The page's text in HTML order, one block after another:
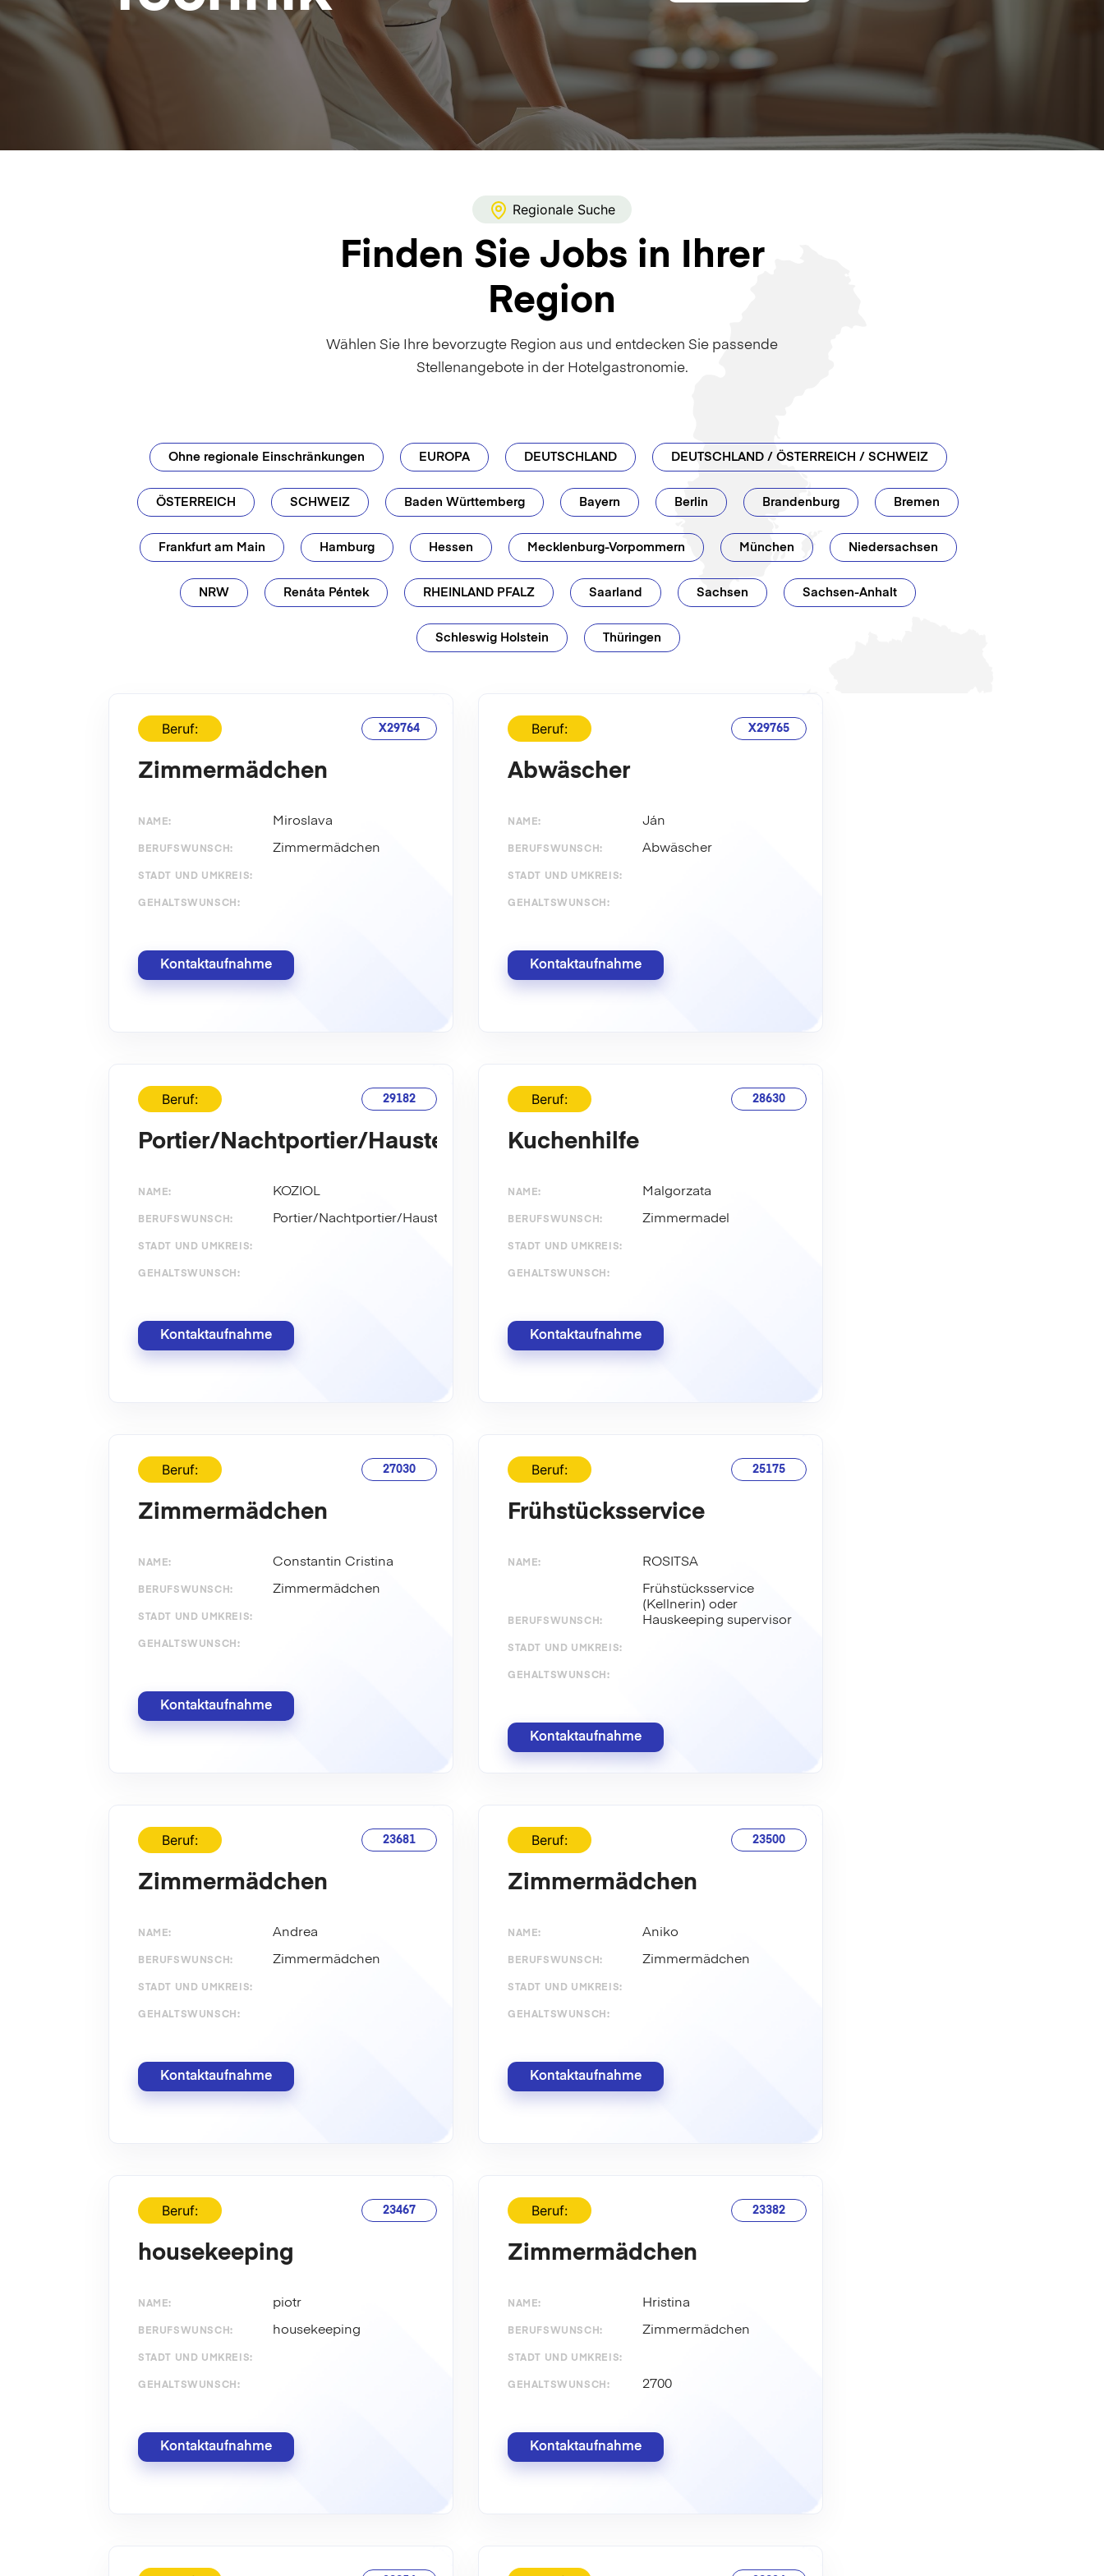
Regionale Suche
Finden Sie Jobs in Ihrer
Region
Wählen Sie Ihre bevorzugte Region aus und entdecken Sie passende
Stellenangebote in der Hotelgastronomie.
Ohne regionale Einschränkungen EUROPA DEUTSCHLAND DEUTSCHLAND / ÖSTERREICH / SCHWEIZ
ÖSTERREICH SCHWEIZ Baden Württemberg Bayern Berlin Brandenburg Bremen
Frankfurt am Main Hamburg Hessen Mecklenburg-Vorpommern München Niedersachsen
NRW Renáta Péntek RHEINLAND PFALZ Saarland Sachsen Sachsen-Anhalt
Schleswig Holstein Thüringen
Beruf: X29764
Zimmermädchen
NAME: Miroslava
BERUFSWUNSCH: Zimmermädchen
STADT UND UMKREIS:
GEHALTSWUNSCH:
Kontaktaufnahme
Beruf: X29765
Abwäscher
NAME: Ján
BERUFSWUNSCH: Abwäscher
STADT UND UMKREIS:
GEHALTSWUNSCH:
Kontaktaufnahme
Beruf: 29182
Portier/Nachtportier/Haustechniker
NAME: KOZIOL
BERUFSWUNSCH: Portier/Nachtportier/Haustechniker
STADT UND UMKREIS:
GEHALTSWUNSCH:
Kontaktaufnahme
Beruf: 28630
Kuchenhilfe
NAME: Malgorzata
BERUFSWUNSCH: Zimmermadel
STADT UND UMKREIS:
GEHALTSWUNSCH:
Kontaktaufnahme
Beruf: 27030
Zimmermädchen
NAME: Constantin Cristina
BERUFSWUNSCH: Zimmermädchen
STADT UND UMKREIS:
GEHALTSWUNSCH:
Kontaktaufnahme
Beruf: 25175
Frühstücksservice
NAME: ROSITSA
BERUFSWUNSCH:
Frühstücksservice
(Kellnerin) oder
Hauskeeping supervisor
STADT UND UMKREIS:
GEHALTSWUNSCH:
Kontaktaufnahme
Beruf: 23681
Zimmermädchen
NAME: Andrea
BERUFSWUNSCH: Zimmermädchen
STADT UND UMKREIS:
GEHALTSWUNSCH:
Kontaktaufnahme
Beruf: 23500
Zimmermädchen
NAME: Aniko
BERUFSWUNSCH: Zimmermädchen
STADT UND UMKREIS:
GEHALTSWUNSCH:
Kontaktaufnahme
Beruf: 23467
housekeeping
NAME: piotr
BERUFSWUNSCH: housekeeping
STADT UND UMKREIS:
GEHALTSWUNSCH:
Kontaktaufnahme
Beruf: 23382
Zimmermädchen
NAME: Hristina
BERUFSWUNSCH: Zimmermädchen
STADT UND UMKREIS:
GEHALTSWUNSCH: 2700
Kontaktaufnahme